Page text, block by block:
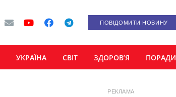
ПОВІДОМИТИ НОВИНУ
УКРАЇНА СВІТ ЗДОРОВ’Я ПОРАДИ
РЕКЛАМА